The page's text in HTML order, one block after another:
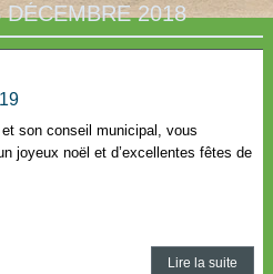
DÉCEMBRE 2018
son conseil municipal, vous
joyeux noël et d’excellentes fêtes de
Lire la suite